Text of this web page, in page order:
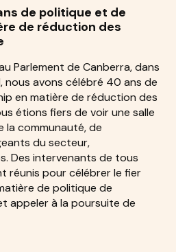
de politique et de
de réduction des
Parlement de Canberra, dans
nous avons célébré 40 ans de
en matière de réduction des
étions fiers de voir une salle
la communauté, de
du secteur,
Des intervenants de tous
réunis pour célébrer le fier
de politique de
appeler à la poursuite de